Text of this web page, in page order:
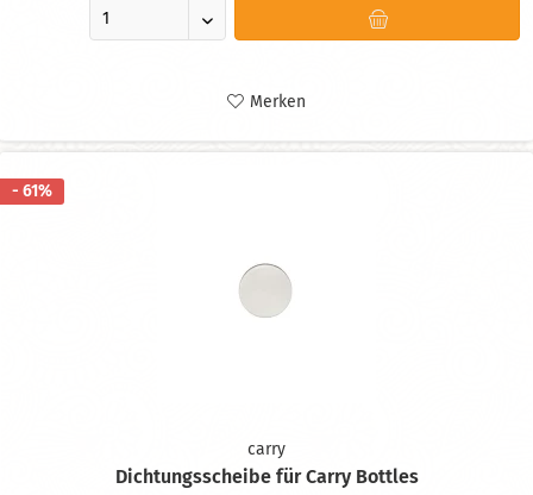
Merken
- 61%
carry
Dichtungsscheibe für Carry Bottles